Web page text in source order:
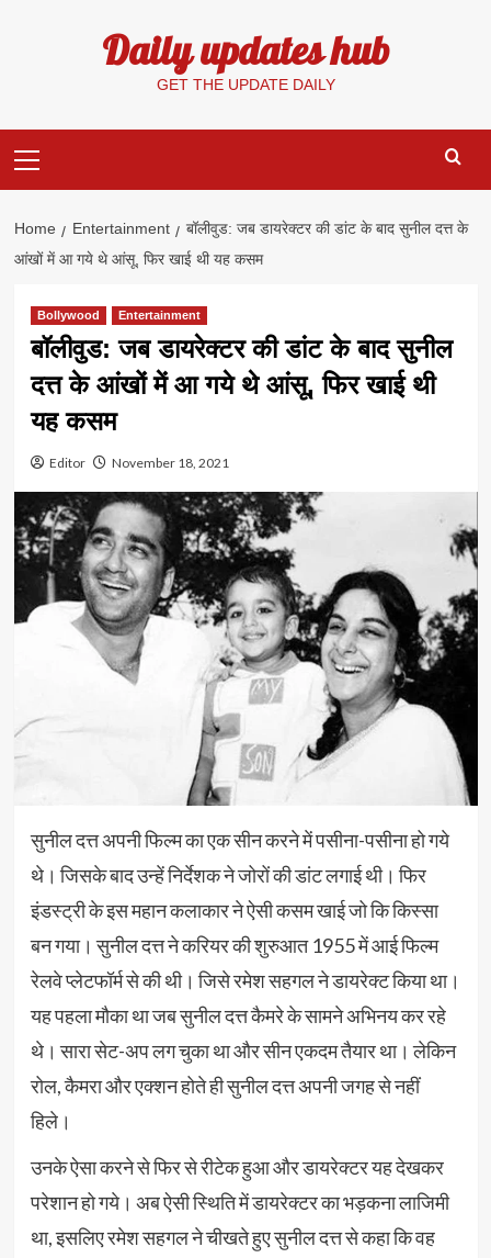
Daily updates hub
GET THE UPDATE DAILY
Menu
Home Entertainment
बॉलीवुड: जब डायरेक्टर की डांट के बाद सुनील दत्त के
आंखों में आ गये थे आंसू, फिर खाई थी यह कसम
Bollywood Entertainment
बॉलीवुड: जब डायरेक्टर की डांट के बाद सुनील
दत्त के आंखों में आ गये थे आंसू, फिर खाई थी
यह कसम
Editor November 18, 2021
सुनील दत्त अपनी फिल्म का एक सीन करने में पसीना-पसीना हो गये
थे। जिसके बाद उन्हें निर्देशक ने जोरों की डांट लगाई थी। फिर
इंडस्ट्री के इस महान कलाकार ने ऐसी कसम खाई जो कि किस्सा
बन गया। सुनील दत्त ने करियर की शुरुआत 1955 में आई फिल्म
रेलवे प्लेटफॉर्म से की थी। जिसे रमेश सहगल ने डायरेक्ट किया था।
यह पहला मौका था जब सुनील दत्त कैमरे के सामने अभिनय कर रहे
थे। सारा सेट-अप लग चुका था और सीन एकदम तैयार था। लेकिन
रोल, कैमरा और एक्शन होते ही सुनील दत्त अपनी जगह से नहीं
हिले।
उनके ऐसा करने से फिर से रीटेक हुआ और डायरेक्टर यह देखकर
परेशान हो गये। अब ऐसी स्थिति में डायरेक्टर का भड़कना लाजिमी
था, इसलिए रमेश सहगल ने चीखते हुए सुनील दत्त से कहा कि वह